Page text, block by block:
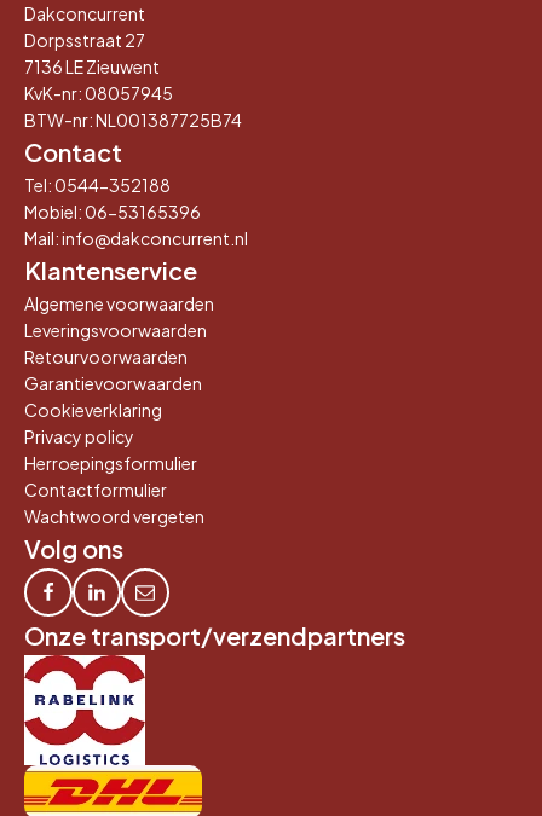
Dakconcurrent
Dorpsstraat 27
7136 LE Zieuwent
KvK-nr: 08057945
BTW-nr: NL001387725B74
Contact
Tel:0544-352188
Mobiel:06-53165396
Mail: info@dakconcurrent.nl
Klantenservice
Algemene voorwaarden
Leveringsvoorwaarden
Retourvoorwaarden
Garantievoorwaarden
Cookieverklaring
Privacy policy
Herroepingsformulier
Contactformulier
Wachtwoord vergeten
Volg ons
Onze transport/verzendpartners